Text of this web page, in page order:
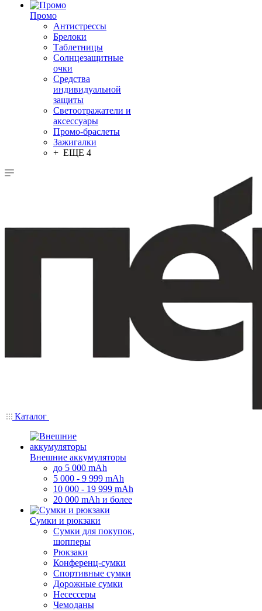
Промо
Антистрессы
Брелоки
Таблетницы
Солнцезащитные
очки
Средства
индивидуальной
защиты
Светоотражатели и
аксессуары
Промо-браслеты
Зажигалки
+ ЕЩЕ 4
Каталог
Внешние аккумуляторы
до 5 000 mAh
5 000 - 9 999 mAh
10 000 - 19 999 mAh
20 000 mAh и более
Сумки и рюкзаки
Сумки для покупок,
шопперы
Рюкзаки
Конференц-сумки
Спортивные сумки
Дорожные сумки
Несессеры
Чемоданы